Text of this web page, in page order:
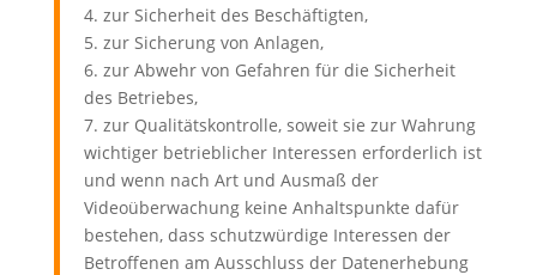
4. zur Sicherheit des Beschäftigten,
5. zur Sicherung von Anlagen,
6. zur Abwehr von Gefahren für die Sicherheit
des Betriebes,
7. zur Qualitätskontrolle, soweit sie zur Wahrung
wichtiger betrieblicher Interessen erforderlich ist
und wenn nach Art und Ausmaß der
Videoüberwachung keine Anhaltspunkte dafür
bestehen, dass schutzwürdige Interessen der
Betroffenen am Ausschluss der Datenerhebung